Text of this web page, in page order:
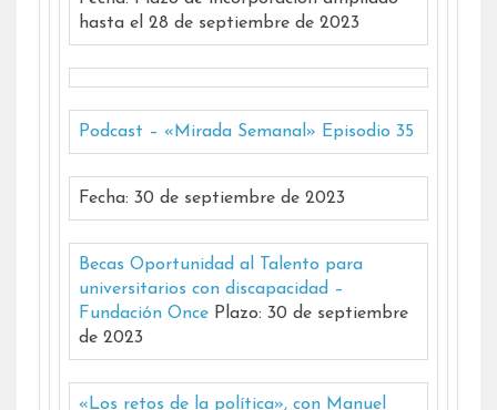
hasta el 28 de septiembre de 2023
Podcast – «Mirada Semanal» Episodio 35
Fecha: 30 de septiembre de 2023
Becas Oportunidad al Talento para
universitarios con discapacidad –
Fundación Once Plazo: 30 de septiembre
de 2023
«Los retos de la política», con Manuel